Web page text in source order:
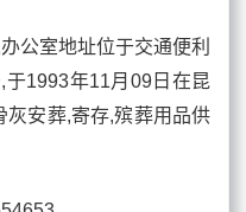
公室地址位于交通便利
1993年11月09日在昆
灰安葬,寄存,殡葬用品供